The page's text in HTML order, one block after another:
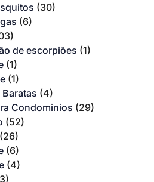
(30)
(6)
de escorpiões (1)
(1)
(1)
(4)
Condominios (29)
(52)
(26)
(6)
(4)